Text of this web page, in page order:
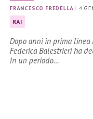
FRANCESCO FREDELLA | 4
RAI
Dopo anni in prima linea
Federica Balestrieri ha
In un periodo…